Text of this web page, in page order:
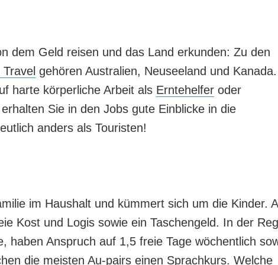
dem Geld reisen und das Land erkunden: Zu den
gehören Australien, Neuseeland und Kanada.
harte körperliche Arbeit als Erntehelferoder
Sie in den Jobs gute Einblicke in die
anders als Touristen!
im Haushalt und kümmert sich um die Kinder.
Kost und Logis sowie ein Taschengeld. In der
haben Anspruch auf 1,5 freie Tage wöchentlich
die meisten Au-pairs einen Sprachkurs. Welche